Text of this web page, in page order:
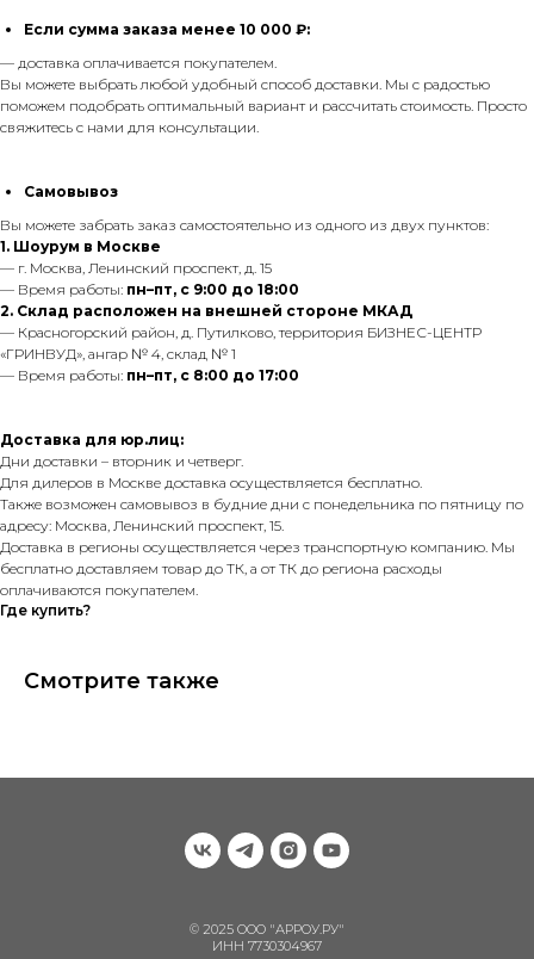
Если сумма заказа менее 10 000 ₽:
— доставка оплачивается покупателем.
Вы можете выбрать любой удобный способ доставки. Мы с радостью
поможем подобрать оптимальный вариант и рассчитать стоимость. Просто
свяжитесь с нами для консультации.
Самовывоз
Вы можете забрать заказ самостоятельно из одного из двух пунктов:
1. Шоурум в Москве
— г. Москва, Ленинский проспект, д. 15
— Время работы: пн–пт, с 9:00 до 18:00
2. Склад расположен на внешней стороне МКАД
— Красногорский район, д. Путилково, территория БИЗНЕС-ЦЕНТР
«ГРИНВУД», ангар № 4, склад № 1
— Время работы: пн–пт, с 8:00 до 17:00
Доставка для юр.лиц:
Дни доставки – вторник и четверг.
Для дилеров в Москве доставка осуществляется бесплатно.
Также возможен самовывоз в будние дни с понедельника по пятницу по
адресу: Москва, Ленинский проспект, 15.
Доставка в регионы осуществляется через транспортную компанию. Мы
бесплатно доставляем товар до ТК, а от ТК до региона расходы
оплачиваются покупателем.
Где купить?
Смотрите также
© 2025 ООО "АРРОУ.РУ"
ИНН 7730304967